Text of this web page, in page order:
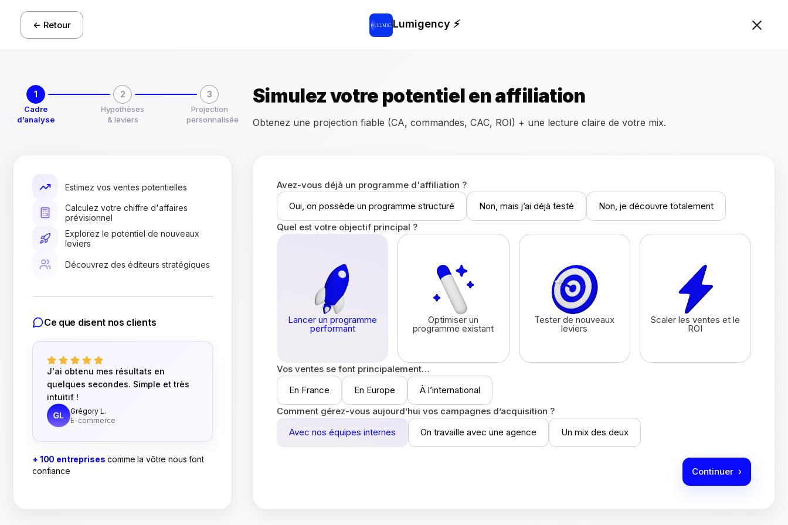
← Retour Lumigency ⚡
1
Cadre
d’analyse
2
Hypothèses
& leviers
3
Projection
personnalisée
Simulez votre potentiel en affiliation
Obtenez une projection fiable (CA, commandes, CAC, ROI) + une lecture claire de votre mix.
Estimez vos ventes potentielles
Calculez votre chiffre d'affaires
prévisionnel
Explorez le potentiel de nouveaux
leviers
Découvrez des éditeurs stratégiques
Ce que disent nos clients
J'ai obtenu mes résultats en
quelques secondes. Simple et très
intuitif !
Grégory L.
E-commerce
+ 100 entreprises comme la vôtre nous font
confiance
Avez-vous déjà un programme d'affiliation ?
Oui, on possède un programme structuré
Non, mais j’ai déjà testé
Non, je découvre totalement
Quel est votre objectif principal ?
Lancer un programme
performant
Optimiser un
programme existant
Tester de nouveaux
leviers
Scaler les ventes et le
ROI
Vos ventes se font principalement…
En France
En Europe
À l’international
Comment gérez-vous aujourd’hui vos campagnes d’acquisition ?
Avec nos équipes internes
On travaille avec une agence Un mix des deux
Continuer